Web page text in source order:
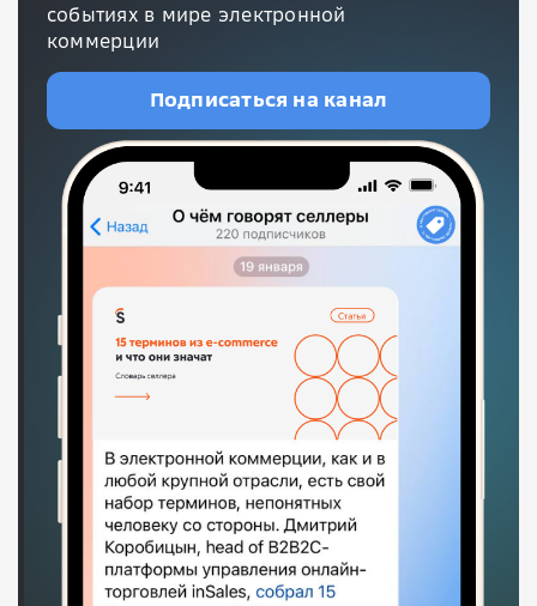
событиях в мире электронной
коммерции
Подписаться на канал